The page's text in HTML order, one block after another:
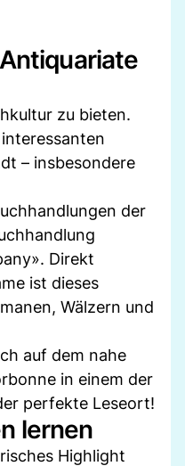
zu bieten.
– insbesondere
der
Direkt
ist dieses
Wälzern und
auf dem nahe
in einem der
perfekte Leseort!
lernen
Highlight